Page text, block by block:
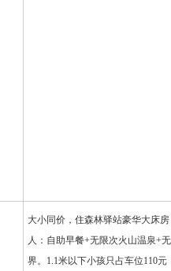
大小同价，住森林驿站豪华大床
人：自助早餐+无限次火山温泉+
界。1.1米以下小孩只占车位110